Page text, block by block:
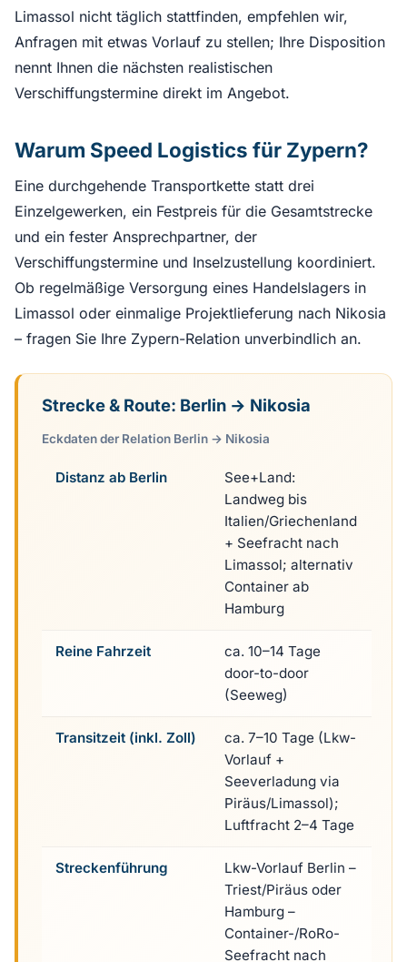
Limassol nicht täglich stattfinden, empfehlen wir,
Anfragen mit etwas Vorlauf zu stellen; Ihre Disposition
nennt Ihnen die nächsten realistischen
Verschiffungstermine direkt im Angebot.
Warum Speed Logistics für Zypern?
Eine durchgehende Transportkette statt drei
Einzelgewerken, ein Festpreis für die Gesamtstrecke
und ein fester Ansprechpartner, der
Verschiffungstermine und Inselzustellung koordiniert.
Ob regelmäßige Versorgung eines Handelslagers in
Limassol oder einmalige Projektlieferung nach Nikosia
– fragen Sie Ihre Zypern-Relation unverbindlich an.
Strecke & Route: Berlin → Nikosia
Eckdaten der Relation Berlin → Nikosia
Distanz ab Berlin
See+Land:
Landweg bis
Italien/Griechenland
+ Seefracht nach
Limassol; alternativ
Container ab
Hamburg
Reine Fahrzeit
ca. 10–14 Tage
door-to-door
(Seeweg)
Transitzeit (inkl. Zoll)
ca. 7–10 Tage (Lkw-
Vorlauf +
Seeverladung via
Piräus/Limassol);
Luftfracht 2–4 Tage
Streckenführung
Lkw-Vorlauf Berlin –
Triest/Piräus oder
Hamburg –
Container-/RoRo-
Seefracht nach